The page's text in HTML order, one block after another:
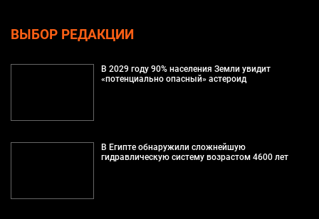
ВЫБОР РЕДАКЦИИ
В 2029 году 90% населения Земли увидит
«потенциально опасный» астероид
В Египте обнаружили сложнейшую
гидравлическую систему возрастом 4600 лет